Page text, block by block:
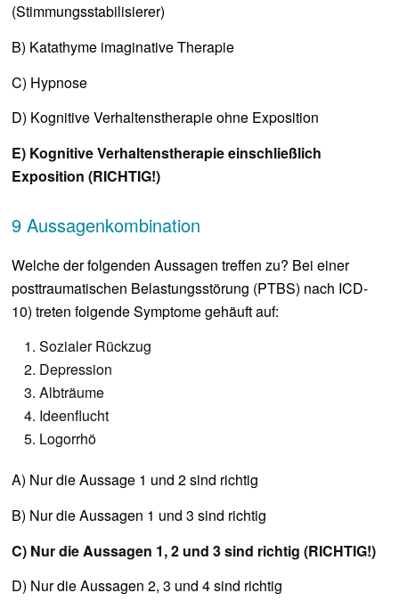
(Stimmungsstabilisierer)
B) Katathyme imaginative Therapie
C) Hypnose
D) Kognitive Verhaltenstherapie ohne Exposition
E) Kognitive Verhaltenstherapie einschließlich
Exposition (RICHTIG!)
9 Aussagenkombination
Welche der folgenden Aussagen treffen zu? Bei einer
posttraumatischen Belastungsstörung (PTBS) nach ICD-
10) treten folgende Symptome gehäuft auf:
Sozialer Rückzug
Depression
Albträume
Ideenflucht
Logorrhö
A) Nur die Aussage 1 und 2 sind richtig
B) Nur die Aussagen 1 und 3 sind richtig
C) Nur die Aussagen 1, 2 und 3 sind richtig (RICHTIG!)
D) Nur die Aussagen 2, 3 und 4 sind richtig